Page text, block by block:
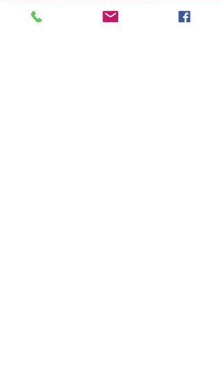
pratiquants de musculation manquent de